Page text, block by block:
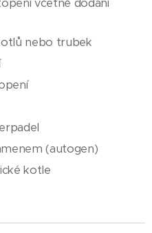
nebo trubek
(autogen)
kotle